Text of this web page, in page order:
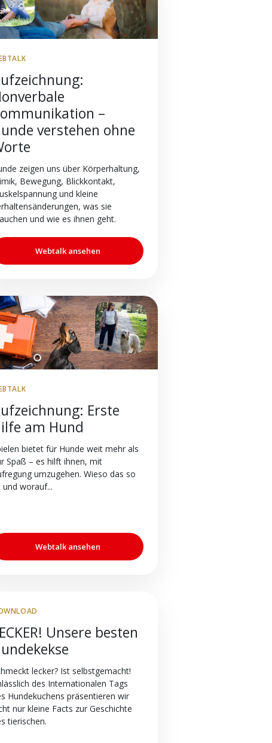
–
verstehen ohne
zeigen uns über Körperhaltung,
Bewegung, Blickkontakt,
und kleine
was sie
und wie es ihnen geht.
Webtalk ansehen
Erste
am Hund
bietet für Hunde weit mehr als
Spaß – es hilft ihnen, mit
umzugehen. Wieso das so
und worauf...
Webtalk ansehen
Unsere besten
lecker? Ist selbstgemacht!
des Internationalen Tags
Hundekuchens präsentieren wir
nur kleine Facts zur Geschichte
tierischen.